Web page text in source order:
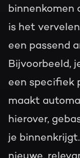
binnenkomen
is het
een passend
Bijvoorbeeld,
een specifiek
maakt
hierover,
je